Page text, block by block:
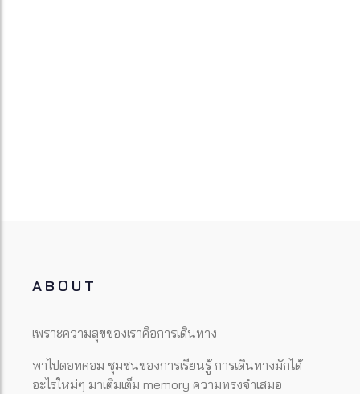
ABOUT
เพราะความสุขของเราคือการเดินทาง
พาไปดอทคอม ชุมชนของการเรียนรู้ การเดินทางมักได้
อะไรใหม่ๆ มาเติมเต็ม memory ความทรงจำเสมอ